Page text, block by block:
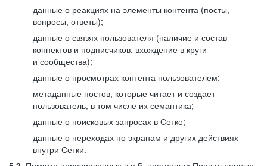
данные о реакциях на элементы контента (посты,
вопросы, ответы);
данные о связях пользователя (наличие и состав
коннектов и подписчиков, вхождение в круги
и сообщества);
данные о просмотрах контента пользователем;
метаданные постов, которые читает и создает
пользователь, в том числе их семантика;
данные о поисковых запросах в Сетке;
данные о переходах по экранам и других действиях
внутри Сетки.